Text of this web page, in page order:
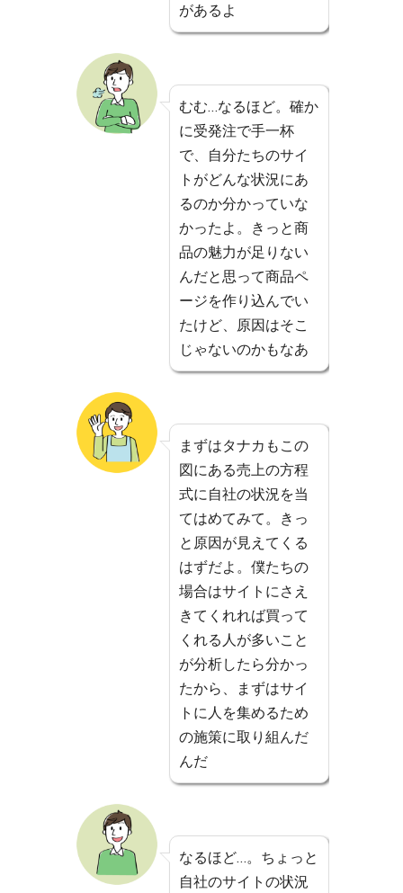
があるよ
むむ…なるほど。確か
に受発注で手一杯
で、自分たちのサイ
トがどんな状況にあ
るのか分かっていな
かったよ。きっと商
品の魅力が足りない
んだと思って商品ペ
ージを作り込んでい
たけど、原因はそこ
じゃないのかもなあ
まずはタナカもこの
図にある売上の方程
式に自社の状況を当
てはめてみて。きっ
と原因が見えてくる
はずだよ。僕たちの
場合はサイトにさえ
きてくれれば買って
くれる人が多いこと
が分析したら分かっ
たから、まずはサイ
トに人を集めるため
の施策に取り組んだ
んだ
なるほど…。ちょっと
自社のサイトの状況